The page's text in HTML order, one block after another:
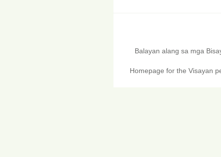
Balayan alang sa mga
Homepage for the Visayan